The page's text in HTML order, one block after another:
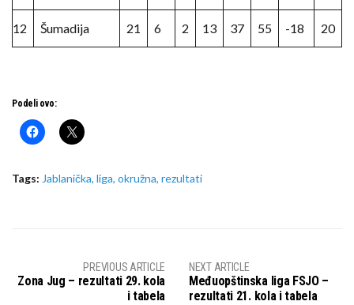
12 Šumadija 21 6 2 13 37 55 -18 20
Podeli ovo:
Tags: Jablanička, liga, okružna, rezultati
PREVIOUS ARTICLE
Zona Jug – rezultati 29. kola
i tabela
NEXT ARTICLE
Međuopštinska liga FSJO –
rezultati 21. kola i tabela